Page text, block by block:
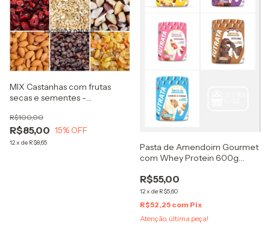
MIX Castanhas com frutas
secas e sementes -
Premium
R$85,00
R$100,00
15% OFF
12x de R$8,65
Pasta de Amendoim Gourmet
com Whey Protein 600g
R$55,00
12x de R$5,60
R$52,25 com Pix
Atenção, última peça!